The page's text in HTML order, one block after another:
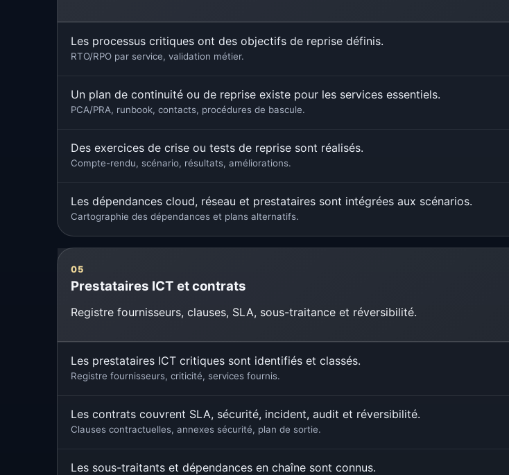
Les processus critiques ont des objectifs de reprise définis.
RTO/RPO par service, validation métier.
Un plan de continuité ou de reprise existe pour les services essentiels.
PCA/PRA, runbook, contacts, procédures de bascule.
Des exercices de crise ou tests de reprise sont réalisés.
Compte-rendu, scénario, résultats, améliorations.
Les dépendances cloud, réseau et prestataires sont intégrées aux scénarios.
Cartographie des dépendances et plans alternatifs.
05
Prestataires ICT et contrats
Registre fournisseurs, clauses, SLA, sous-traitance et réversibilité.
Les prestataires ICT critiques sont identifiés et classés.
Registre fournisseurs, criticité, services fournis.
Les contrats couvrent SLA, sécurité, incident, audit et réversibilité.
Clauses contractuelles, annexes sécurité, plan de sortie.
Les sous-traitants et dépendances en chaîne sont connus.